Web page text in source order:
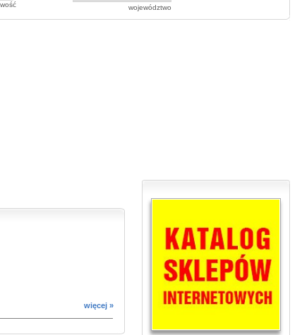
województwo
więcej »